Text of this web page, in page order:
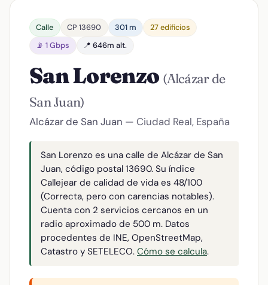
Calle CP 13690 301 m
27 edificios
📡 1 Gbps
📍 646m alt.
San Lorenzo (Alcázar de
San Juan)
Alcázar de San Juan — Ciudad Real, España
San Lorenzo es una calle de Alcázar de San
Juan, código postal 13690. Su índice
Callejear de calidad de vida es 48/100
(Correcta, pero con carencias notables).
Cuenta con 2 servicios cercanos en un
radio aproximado de 500 m. Datos
procedentes de INE, OpenStreetMap,
Catastro y SETELECO. Cómo se calcula.